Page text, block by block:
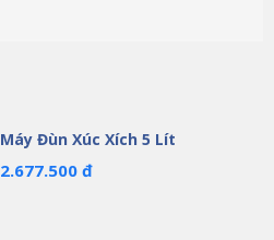
Máy Đùn Xúc Xích 5 Lít
2.677.500 đ